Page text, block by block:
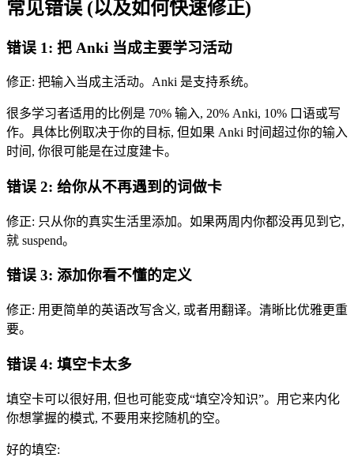
常见错误 (以及如何快速修正)
错误 1: 把 Anki 当成主要学习活动
修正: 把输入当成主活动。Anki 是支持系统。
很多学习者适用的比例是 70% 输入, 20% Anki, 10% 口语或写
作。具体比例取决于你的目标, 但如果 Anki 时间超过你的输入
时间, 你很可能是在过度建卡。
错误 2: 给你从不再遇到的词做卡
修正: 只从你的真实生活里添加。如果两周内你都没再见到它,
就 suspend。
错误 3: 添加你看不懂的定义
修正: 用更简单的英语改写含义, 或者用翻译。清晰比优雅更重
要。
错误 4: 填空卡太多
填空卡可以很好用, 但也可能变成“填空冷知识”。用它来内化
你想掌握的模式, 不要用来挖随机的空。
好的填空: